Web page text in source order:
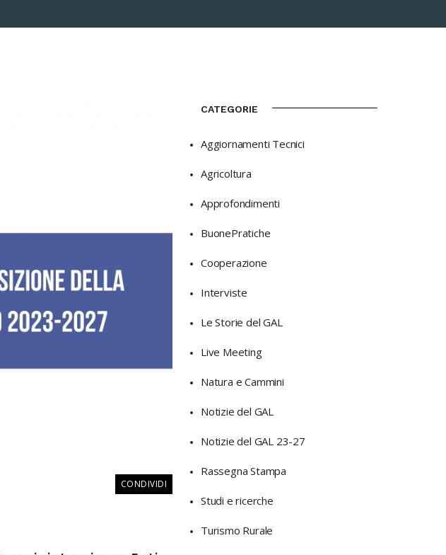
CONDIVIDI
CATEGORIE
Aggiornamenti Tecnici
Agricoltura
Approfondimenti
BuonePratiche
Cooperazione
Interviste
Le Storie del GAL
Live Meeting
Natura e Cammini
Notizie del GAL
Notizie del GAL 23-27
Rassegna Stampa
Studi e ricerche
Turismo Rurale